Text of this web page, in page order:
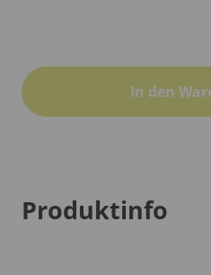
In den
Produktinfo